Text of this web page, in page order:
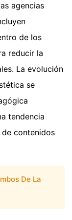
agencias
de los
reducir la
La evolución
se
tendencia
contenidos
De La